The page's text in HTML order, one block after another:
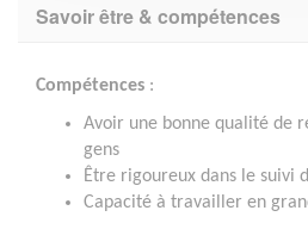
Savoir être & compétences
Compétences :
Avoir une bonne qualité de
gens
Être rigoureux dans le suivi
Capacité à travailler en